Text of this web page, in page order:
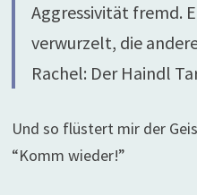
Aggressivität fremd.
verwurzelt, die
Rachel: Der Haindl
Und so flüstert mir der
“Komm wieder!”